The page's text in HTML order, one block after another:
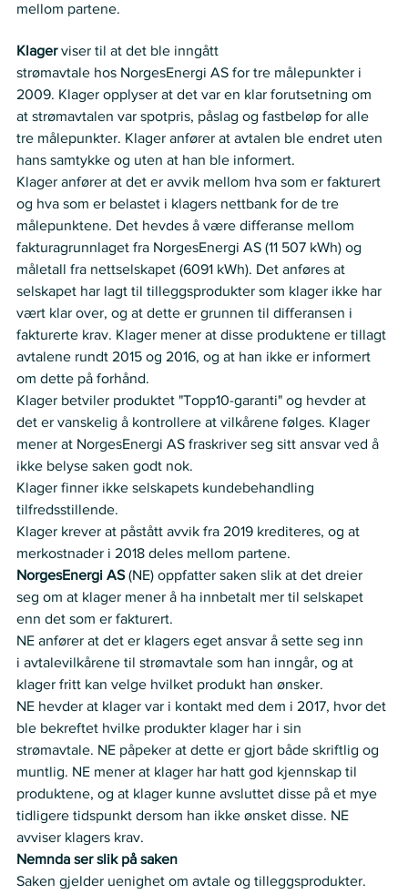
mellom partene.
Klager viser til at det ble inngått
strømavtale hos NorgesEnergi AS for tre målepunkter i
2009. Klager opplyser at det var en klar forutsetning om
at strømavtalen var spotpris, påslag og fastbeløp for alle
tre målepunkter. Klager anfører at avtalen ble endret uten
hans samtykke og uten at han ble informert.
Klager anfører at det er avvik mellom hva som er fakturert
og hva som er belastet i klagers nettbank for de tre
målepunktene. Det hevdes å være differanse mellom
fakturagrunnlaget fra NorgesEnergi AS (11 507 kWh) og
måletall fra nettselskapet (6091 kWh). Det anføres at
selskapet har lagt til tilleggsprodukter som klager ikke har
vært klar over, og at dette er grunnen til differansen i
fakturerte krav. Klager mener at disse produktene er tillagt
avtalene rundt 2015 og 2016, og at han ikke er informert
om dette på forhånd.
Klager betviler produktet "Topp10-garanti" og hevder at
det er vanskelig å kontrollere at vilkårene følges. Klager
mener at NorgesEnergi AS fraskriver seg sitt ansvar ved å
ikke belyse saken godt nok.
Klager finner ikke selskapets kundebehandling
tilfredsstillende.
Klager krever at påstått avvik fra 2019 krediteres, og at
merkostnader i 2018 deles mellom partene.
NorgesEnergi AS (NE) oppfatter saken slik at det dreier
seg om at klager mener å ha innbetalt mer til selskapet
enn det som er fakturert.
NE anfører at det er klagers eget ansvar å sette seg inn
i avtalevilkårene til strømavtale som han inngår, og at
klager fritt kan velge hvilket produkt han ønsker.
NE hevder at klager var i kontakt med dem i 2017, hvor det
ble bekreftet hvilke produkter klager har i sin
strømavtale. NE påpeker at dette er gjort både skriftlig og
muntlig. NE mener at klager har hatt god kjennskap til
produktene, og at klager kunne avsluttet disse på et mye
tidligere tidspunkt dersom han ikke ønsket disse. NE
avviser klagers krav.
Nemnda ser slik på saken
Saken gjelder uenighet om avtale og tilleggsprodukter.